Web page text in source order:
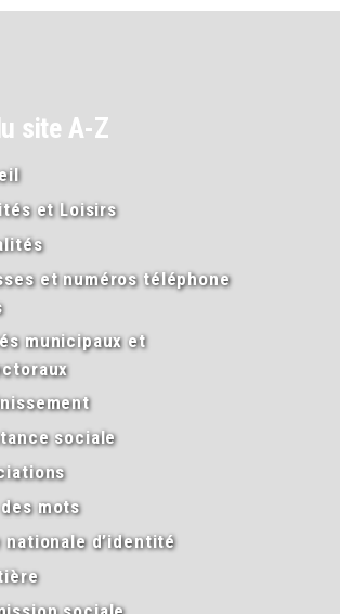
site A-Z
et Loisirs
et numéros téléphone
municipaux et
sociale
mots
nationale d’identité